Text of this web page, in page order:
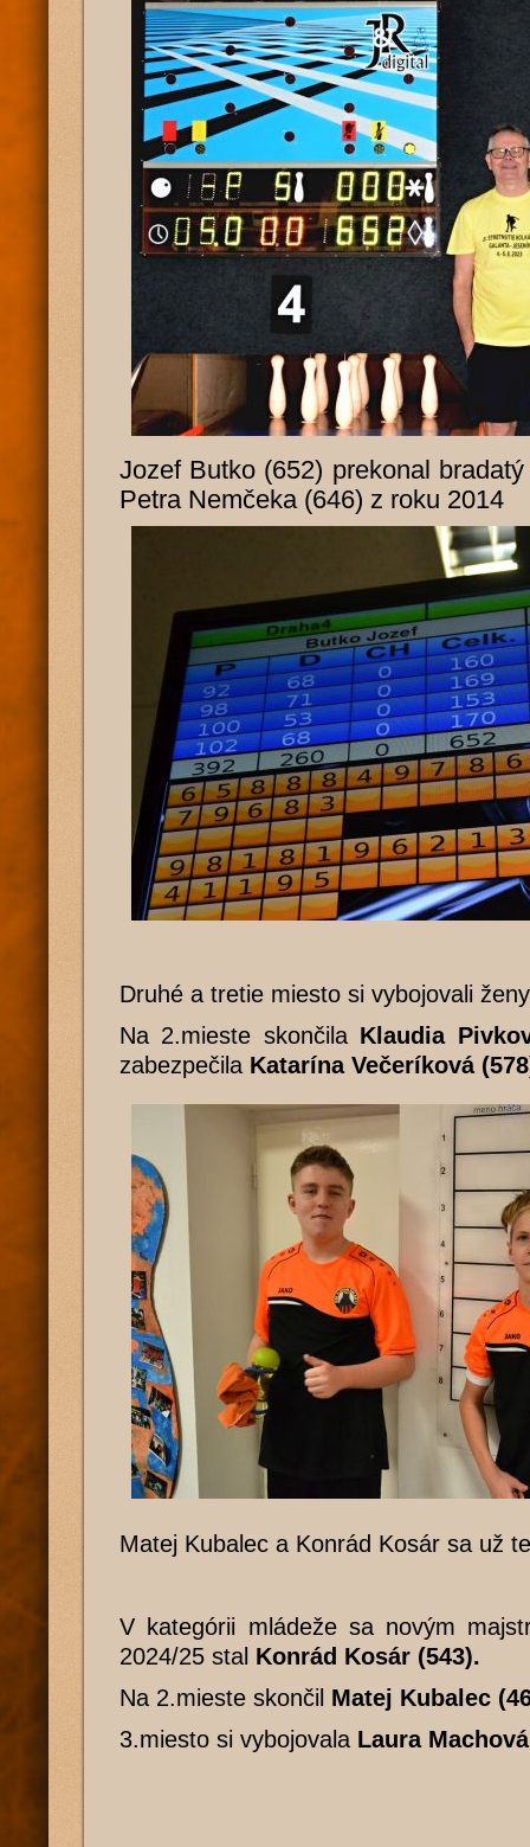
Jozef Butko (652) prekonal
Petra Nemčeka (646) z roku 2014
Druhé a tretie miesto si vybojovali
Na 2.mieste skončila Klaudia
zabezpečila Katarína Večeríková
Matej Kubalec a Konrád Kosár sa už
V kategórii mládeže sa novým
2024/25 stal Konrád Kosár (543).
Na 2.mieste skončil Matej Kubalec
3.miesto si vybojovala Laura Machová